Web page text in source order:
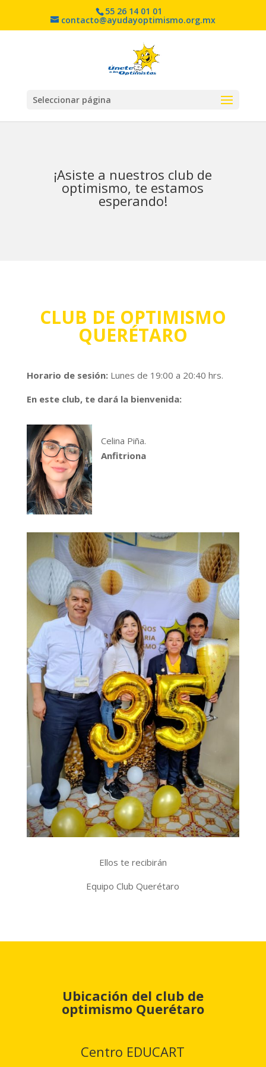
55 26 14 01 01
contacto@ayudayoptimismo.org.mx
Seleccionar página
¡Asiste a nuestros club de
optimismo, te estamos
esperando!
CLUB DE OPTIMISMO
QUERÉTARO
Horario de sesión:Lunes de 19:00 a 20:40 hrs.
En este club, te dará la bienvenida:
Celina Piña.
Anfitriona
Ellos te recibirán
Equipo Club Querétaro
Ubicación del club de
optimismo Querétaro
Centro EDUCART